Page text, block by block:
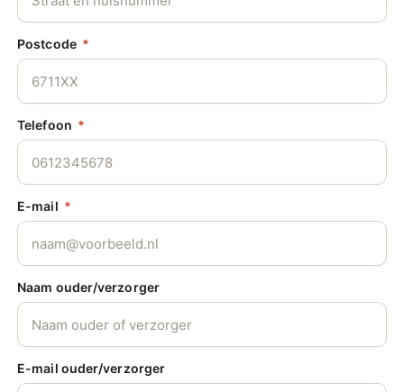
Postcode
Telefoon
E-mail
Naam ouder/verzorger
E-mail ouder/verzorger